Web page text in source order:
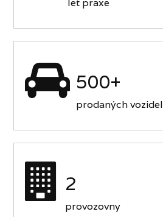
let praxe
500+
prodaných vozidel
2
provozovny